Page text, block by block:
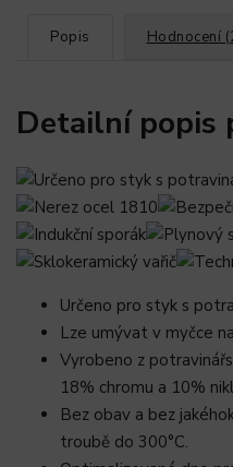
Popis Hodnocení
Detailní popis
Určeno pro styk s
Lze umývat v myčce
Vyrobeno z
18% chromu a 10%
Bez obav a bez
troubě do 300°C.